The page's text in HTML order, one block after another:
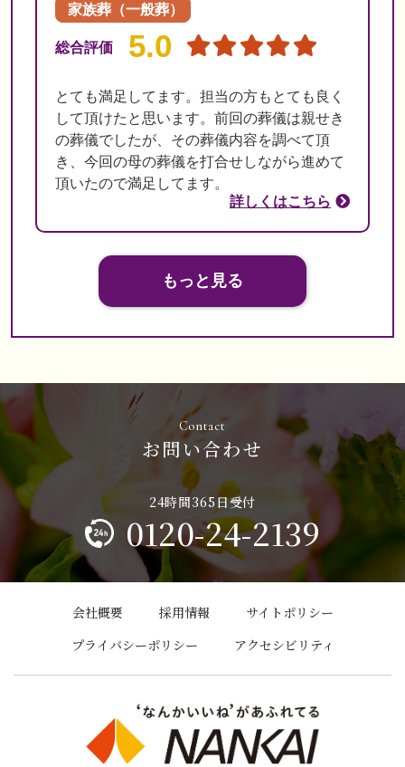
家族葬（一般葬）
総合評価 5.0
とても満足してます。担当の方もとても良く
して頂けたと思います。前回の葬儀は親せき
の葬儀でしたが、その葬儀内容を調べて頂
き、今回の母の葬儀を打合せしながら進めて
頂いたので満足してます。
詳しくはこちら
もっと見る
お問い合わせ
0120-24-2139
会社概要 採用情報
サイトポリシー
プライバシーポリシー
アクセシビリティ